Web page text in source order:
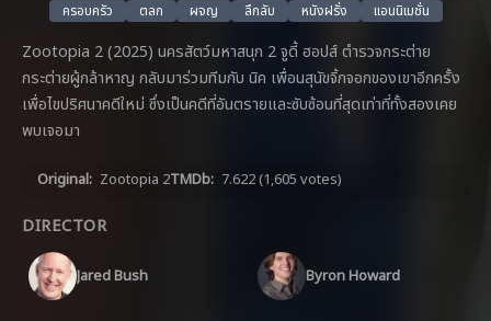
ครอบครัว
ตลก ผจญ ลึกลับ หนังฝรั่ง แอนนิเมชั่น
Zootopia 2 (2025) นครสัตว์มหาสนุก 2 จูดี้ ฮอปส์ ตำรวจกระต่าย
กระต่ายผู้กล้าหาญ กลับมาร่วมทีมกับ นิค เพื่อนสุนัขจิ้กจอกของเขาอีกครั้ง
เพื่อไขปริศนาคดีใหม่ ซึ่งเป็นคดีที่อันตรายและซับซ้อนที่สุดเท่าที่ทั้งสองเคย
พบเจอมา
Original: Zootopia 2TMDb: 7.622 (1,605 votes)
DIRECTOR
Jared Bush Byron Howard